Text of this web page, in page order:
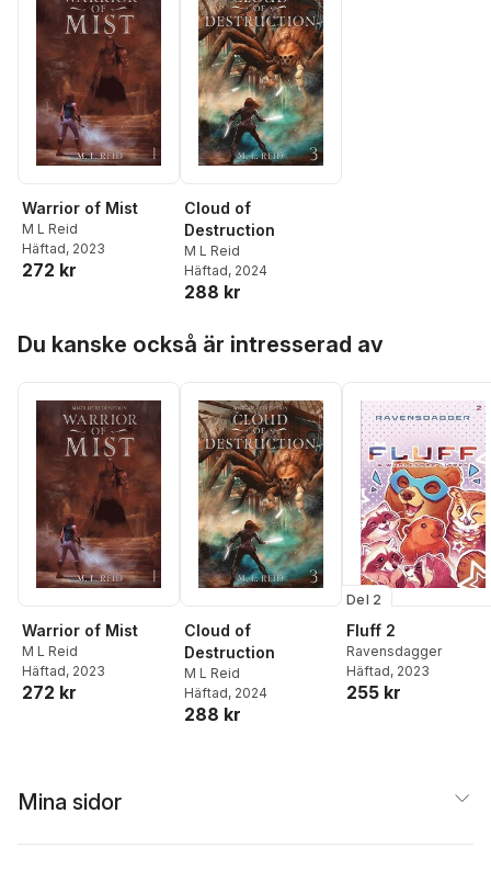
Warrior of Mist
M L Reid
Häftad, 2023
272 kr
Cloud of
Destruction
M L Reid
Häftad, 2024
288 kr
Du kanske också är intresserad av
Warrior of Mist
M L Reid
Häftad, 2023
272 kr
Cloud of
Destruction
M L Reid
Häftad, 2024
288 kr
Del 2
Fluff 2
Ravensdagger
Häftad, 2023
255 kr
Mina sidor